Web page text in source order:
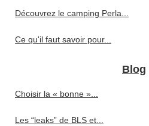
Découvrez le camping Perla...
Ce qu'il faut savoir pour...
Blog
Choisir la « bonne »...
Les “leaks” de BLS et...